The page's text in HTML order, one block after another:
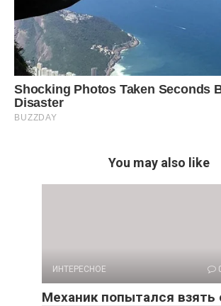
You may also like
ИНТЕРЕСНОЕ
Механик попытался взять